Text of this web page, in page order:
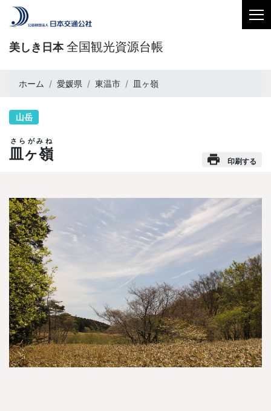
美しき日本 全国観光資源台帳
ホーム 愛媛県 東温市 皿ヶ嶺
山岳
皿ヶ嶺
さらがみね
印刷する